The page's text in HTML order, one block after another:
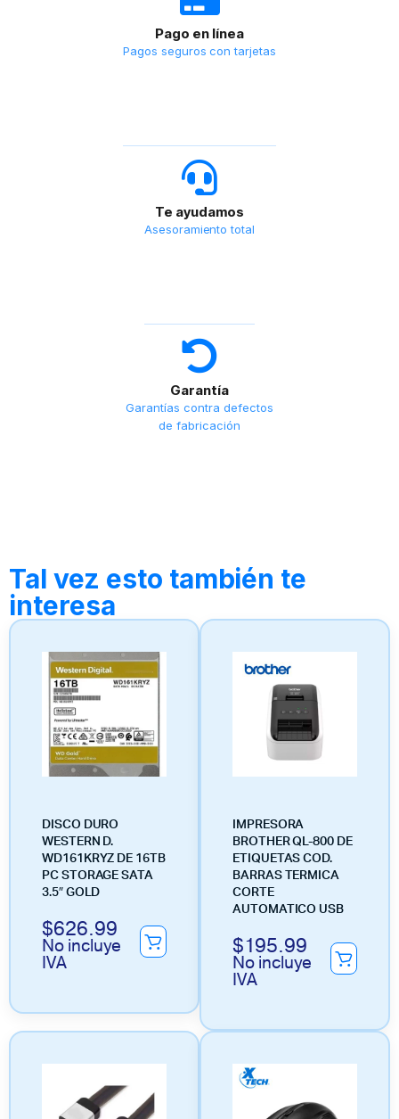
Pago en línea
Pagos seguros con tarjetas
Te ayudamos
Asesoramiento total
Garantía
Garantías contra defectos
de fabricación
Tal vez esto también te
interesa
DISCO DURO
WESTERN D.
WD161KRYZ DE 16TB
PC STORAGE SATA
3.5″ GOLD
$626.99
No incluye
IVA
IMPRESORA
BROTHER QL-800 DE
ETIQUETAS COD.
BARRAS TERMICA
CORTE
AUTOMATICO USB
$195.99
No incluye
IVA